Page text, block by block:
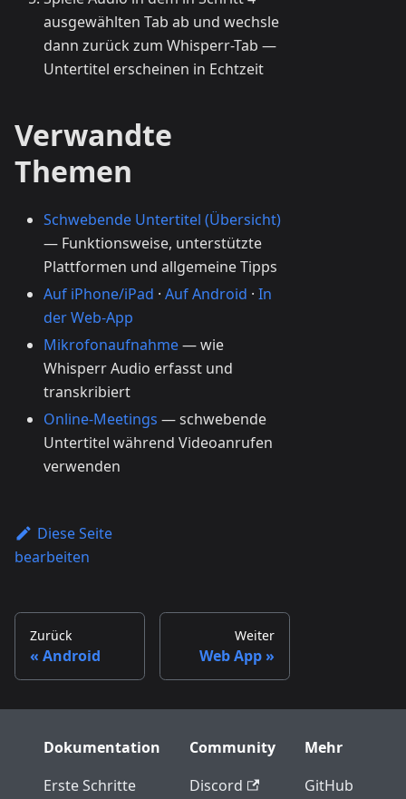
ausgewählten Tab ab und wechsle
dann zurück zum Whisperr-Tab —
Untertitel erscheinen in Echtzeit
Verwandte
Themen
Schwebende Untertitel (Übersicht)
— Funktionsweise, unterstützte
Plattformen und allgemeine Tipps
Auf iPhone/iPad · Auf Android · In
der Web-App
Mikrofonaufnahme— wie
Whisperr Audio erfasst und
transkribiert
Online-Meetings — schwebende
Untertitel während Videoanrufen
verwenden
Diese Seite
bearbeiten
Zurück
Android
Weiter
Web App
Dokumentation
Erste Schritte
Community
Discord
Mehr
GitHub